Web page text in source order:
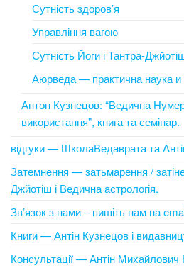
Сутність здоров’я
Управління вагою
Сутність Йоги і Тантра-
Аюрведа — практична наука и
Антон Кузнецов: “Ведична
використання”, книга та семінар.
відгуки — ШколаВедаврата та
Затемнення — затьмарення /
Джйотіш і Ведична астрологія.
Зв’язок з нами – пишіть нам на
Книги — Антін Кузнецов і
Консультації — Антін Михайлович